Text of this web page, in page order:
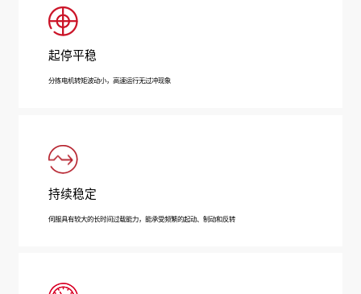
起停平稳
分拣电机转矩波动小，高速运行无过冲现象
持续稳定
伺服具有较大的长时间过载能力，能承受频繁的起动、制动和反转